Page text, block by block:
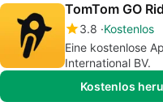
TomTom GO
3.8 Kostenlos
Eine kostenlose
International BV.
Kostenlos